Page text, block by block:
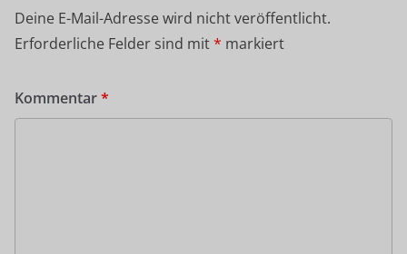
Deine E-Mail-Adresse wird nicht veröffentlicht.
Erforderliche Felder sind mit* markiert
Kommentar*